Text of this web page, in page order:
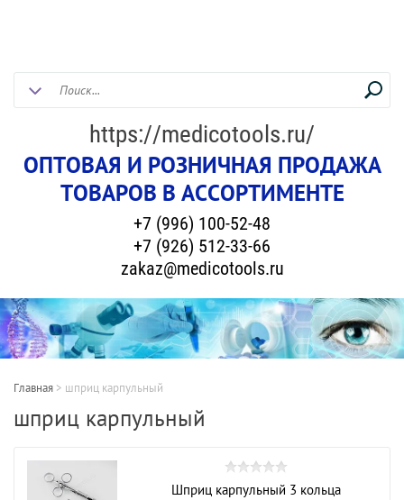
https://medicotools.ru/
ОПТОВАЯ И РОЗНИЧНАЯ ПРОДАЖА
ТОВАРОВ В АССОРТИМЕНТЕ
+7 (996) 100-52-48
+7 (926) 512-33-66
zakaz@medicotools.ru
Главная > шприц карпульный
шприц карпульный
Шприц карпульный 3 кольца